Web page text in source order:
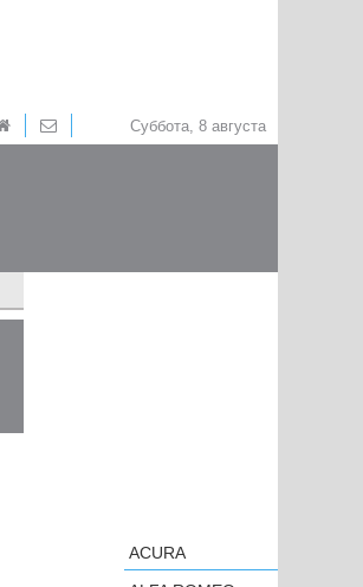
Суббота, 8 августа
ACURA